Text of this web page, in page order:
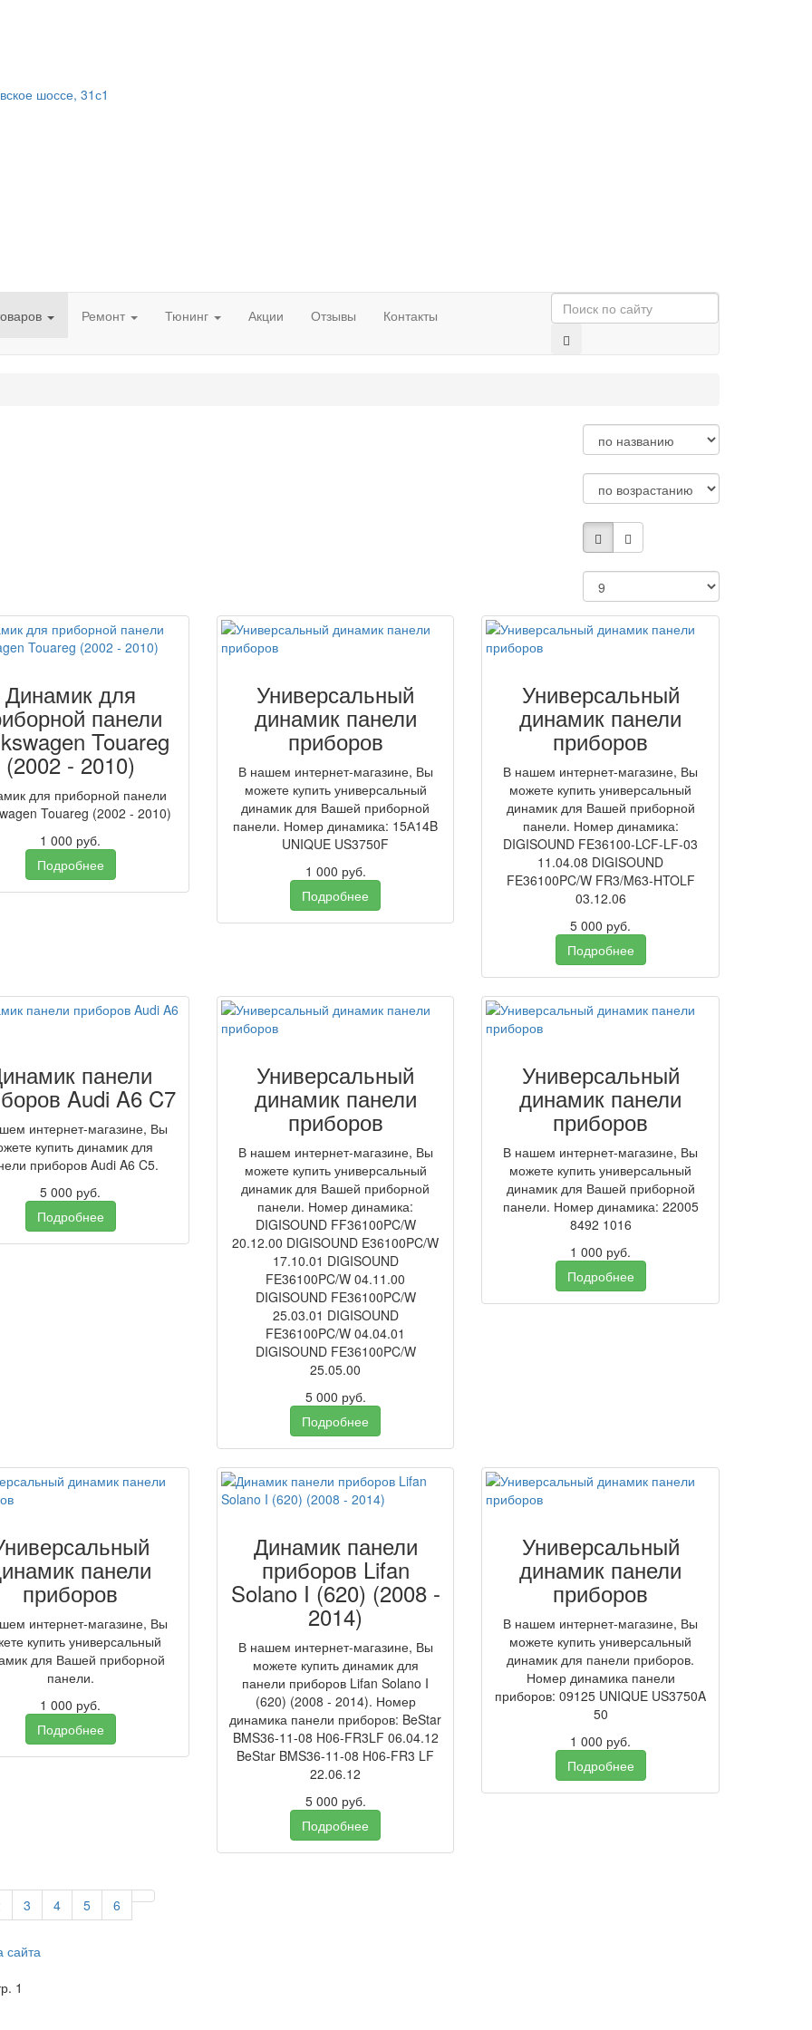
шоссе, 31с1
Ремонт Тюнинг Акции Отзывы Контакты
Динамик для
панели
Touareg
(2002 - 2010)
для приборной панели
Touareg (2002 - 2010)
1 000 руб.
Подробнее
Универсальный
динамик панели
приборов
В нашем интернет-магазине, Вы
можете купить универсальный
динамик для Вашей приборной
панели. Номер динамика: 15А14B
UNIQUE US3750F
1 000 руб.
Подробнее
Универсальный
динамик панели
приборов
В нашем интернет-магазине, Вы
можете купить универсальный
динамик для Вашей приборной
панели. Номер динамика:
DIGISOUND FE36100-LCF-LF-03
11.04.08 DIGISOUND
FE36100PC/W FR3/M63-HTOLF
03.12.06
5 000 руб.
Подробнее
панели
Audi A6 C7
интернет-магазине, Вы
купить динамик для
приборов Audi A6 C5.
5 000 руб.
Подробнее
Универсальный
динамик панели
приборов
В нашем интернет-магазине, Вы
можете купить универсальный
динамик для Вашей приборной
панели. Номер динамика:
DIGISOUND FF36100PC/W
20.12.00 DIGISOUND E36100PC/W
17.10.01 DIGISOUND
FE36100PC/W 04.11.00
DIGISOUND FE36100PC/W
25.03.01 DIGISOUND
FE36100PC/W 04.04.01
DIGISOUND FE36100PC/W
25.05.00
5 000 руб.
Подробнее
Универсальный
динамик панели
приборов
В нашем интернет-магазине, Вы
можете купить универсальный
динамик для Вашей приборной
панели. Номер динамика: 22005
8492 1016
1 000 руб.
Подробнее
панели
приборов
интернет-магазине, Вы
купить универсальный
для Вашей приборной
панели.
1 000 руб.
Подробнее
Динамик панели
приборов Lifan
Solano I (620) (2008 -
2014)
В нашем интернет-магазине, Вы
можете купить динамик для
панели приборов Lifan Solano I
(620) (2008 - 2014). Номер
динамика панели приборов: BeStar
BMS36-11-08 H06-FR3LF 06.04.12
BeStar BMS36-11-08 H06-FR3 LF
22.06.12
5 000 руб.
Подробнее
Универсальный
динамик панели
приборов
В нашем интернет-магазине, Вы
можете купить универсальный
динамик для панели приборов.
Номер динамика панели
приборов: 09125 UNIQUE US3750A
50
1 000 руб.
Подробнее
3 4 5 6
сайта
1